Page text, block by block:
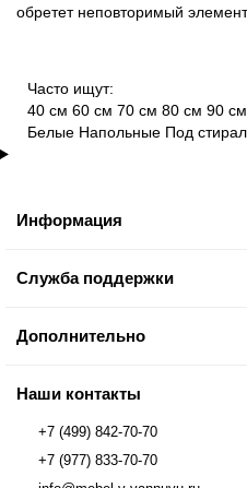
обретет неповторимый
Часто ищут:
40 см 60 см 70 см 80 см 90 см
Белые Напольные Под
Информация
Служба поддержки
Дополнительно
Наши контакты
+7 (499) 842-70-70
+7 (977) 833-70-70